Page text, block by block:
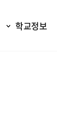
학교정보